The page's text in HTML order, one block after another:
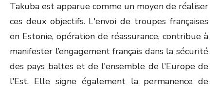
Takuba est apparue comme un moyen de réaliser
ces deux objectifs. L'envoi de troupes françaises
en Estonie, opération de réassurance, contribue à
manifester l’engagement français dans la sécurité
des pays baltes et de l'ensemble de l'Europe de
l'Est. Elle signe également la permanence de